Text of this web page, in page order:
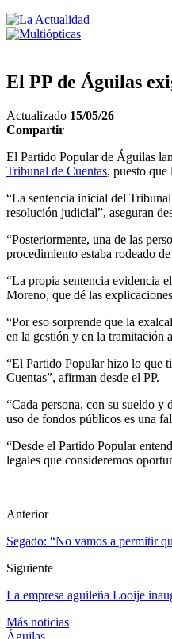
El PP de Águilas
Actualizado 15/05/26
Compartir
El Partido Popular de Águilas
Tribunal de Cuentas, puesto
“La sentencia inicial del
resolución judicial”, aseguran
“Posteriormente, una de las
procedimiento estaba rodeado
“La propia sentencia evidencia
Moreno, que dé las
“Por eso sorprende que la
en la gestión y en la tramitación
“El Partido Popular hizo lo que
Cuentas”, afirman desde el PP.
“Cada persona, con su sueldo y
uso de fondos públicos es una
“Desde el Partido Popular
legales que consideremos
Anterior
Segado: “No vamos a permitir
Siguiente
La empresa aguileña Looije
Más noticias
Águilas